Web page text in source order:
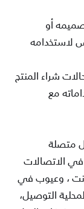
أو
لاستخدامه
شراء المنتج
مع
متصلة
الاتصالات
، وعيوب في
التوصيل،